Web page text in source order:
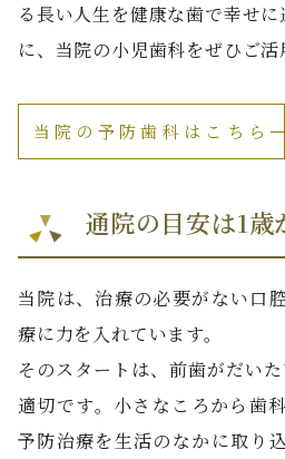
る長い人生を健康な歯で幸せ
に、当院の小児歯科をぜひご活
当院の予防歯科はこちら
通院の目安は1歳
当院は、治療の必要がない口
療に力を入れています。
そのスタートは、前歯がだい
適切です。小さなころから歯
予防治療を生活のなかに取り